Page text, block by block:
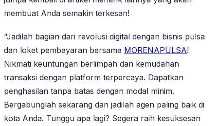
membuat Anda semakin terkesan!
“Jadilah bagian dari revolusi digital dengan bisnis pulsa
dan loket pembayaran bersama MORENAPULSA!
Nikmati keuntungan berlimpah dan kemudahan
transaksi dengan platform terpercaya. Dapatkan
penghasilan tanpa batas dengan modal minim.
Bergabunglah sekarang dan jadilah agen paling baik di
kota Anda. Tunggu apa lagi? Segera raih kesuksesan